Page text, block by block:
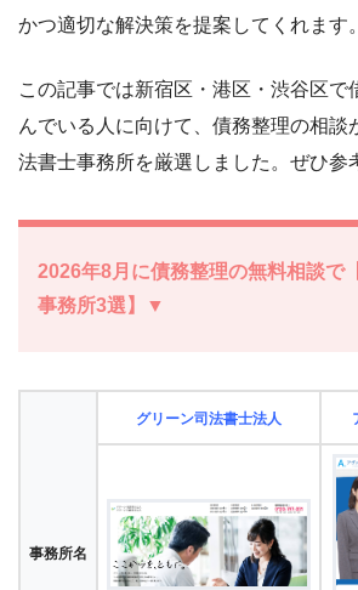
かつ適切な解決策を提案してくれます。
この記事では新宿区・港区・渋谷区で
んでいる人に向けて、債務整理の相談
法書士事務所を厳選しました。ぜひ参
2026年8月に債務整理の無料相談で
事務所3選】▼
事務所名
グリーン司法書士法人